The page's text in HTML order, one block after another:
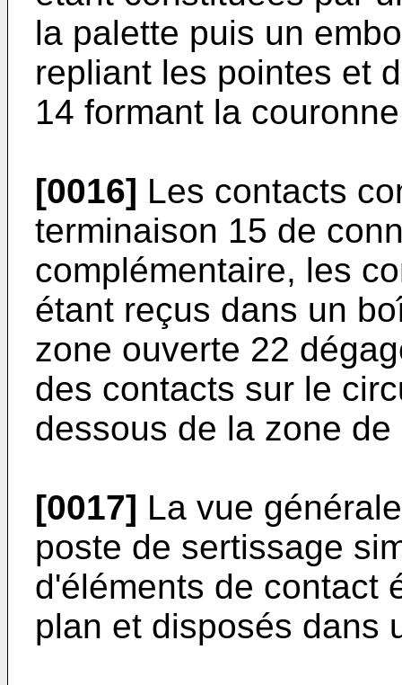
la palette puis un
repliant les pointes et
14 formant la
[0016] Les contacts
terminaison 15 de
complémentaire, les
étant reçus dans un
zone ouverte 22
des contacts sur le
dessous de la zone
[0017] La vue
poste de sertissage
d'éléments de contact
plan et disposés dans